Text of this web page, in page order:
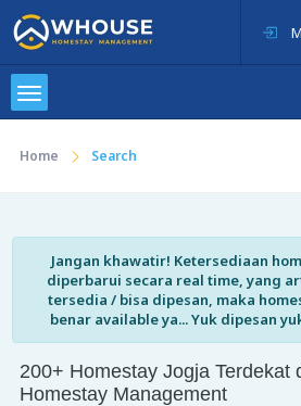
Home Search
Jangan khawatir! Ketersediaan
diperbarui secara real time, yang
tersedia / bisa dipesan, maka
benar available ya... Yuk dipesan
200+ Homestay Jogja Terdekat
Homestay Management